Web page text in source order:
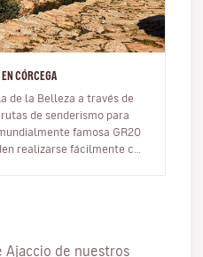
EN CÓRCEGA
de la Belleza a través de
de senderismo para
famosa GR20
realizarse fácilmente con
Ajaccio de nuestros